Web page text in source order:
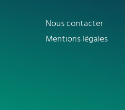
Nous contacter
Mentions légales